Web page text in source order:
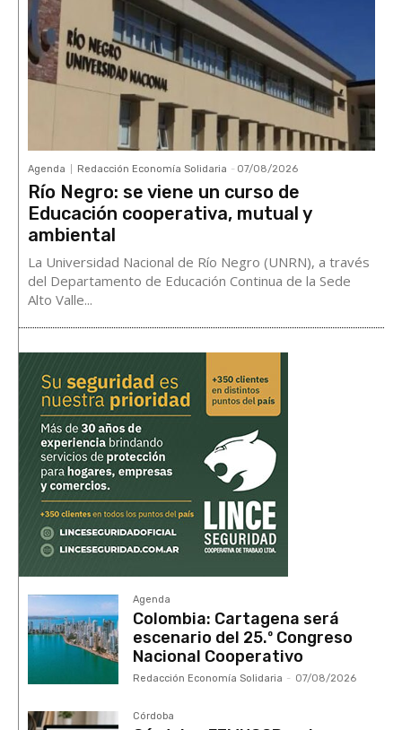
Agenda Redacción Economía Solidaria - 07/08/2026
Río Negro: se viene un curso de
Educación cooperativa, mutual y
ambiental
La Universidad Nacional de Río Negro (UNRN), a través
del Departamento de Educación Continua de la Sede
Alto Valle...
Agenda
Colombia: Cartagena será
escenario del 25.º Congreso
Nacional Cooperativo
Redacción Economía Solidaria - 07/08/2026
Córdoba